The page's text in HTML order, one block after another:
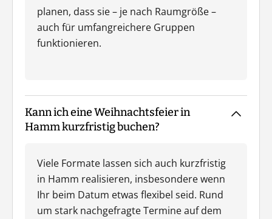
planen, dass sie – je nach Raumgröße –
auch für umfangreichere Gruppen
funktionieren.
Kann ich eine Weihnachtsfeier in
Hamm kurzfristig buchen?
Viele Formate lassen sich auch kurzfristig
in Hamm realisieren, insbesondere wenn
Ihr beim Datum etwas flexibel seid. Rund
um stark nachgefragte Termine auf dem